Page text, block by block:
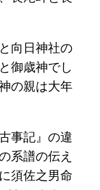
向日神社の
御歳神でし
の親は大年
事記』の違
系譜の伝え
須佐之男命